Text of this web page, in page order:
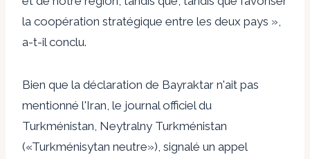
la coopération stratégique entre les deux pays »,
a-t-il conclu.
Bien que la déclaration de Bayraktar n'ait pas
mentionné l'Iran, le journal officiel du
Turkménistan, Neytralny Turkménistan
(«Turkménisytan neutre»), signalé un appel